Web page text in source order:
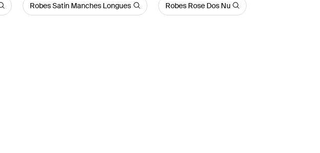
Robes Satin Manches Longues Robes Rose Dos Nu